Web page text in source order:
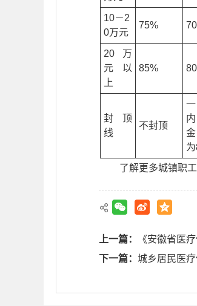
10－2
0万元
75%
20万
元以
上
85%
封顶
线
不封顶
为
了解更多城镇职
上一篇：
《安徽省医
下一篇： 城乡居民医